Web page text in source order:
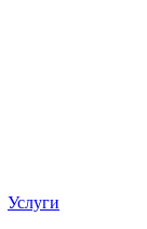
Услуги